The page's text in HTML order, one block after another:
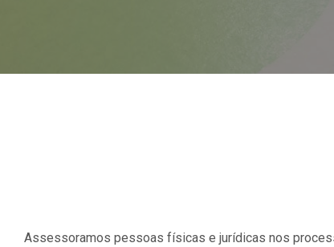
Assessoramos pessoas físicas e jurídicas nos